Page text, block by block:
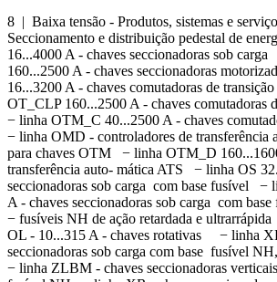
8 | Baixa tensão - Produtos, sistemas e
Seccionamento e distribuição pedestal de
16...4000 A - chaves seccionadoras sob
160...2500 A - chaves seccionadoras
16...3200 A - chaves comutadoras de
OT_CLP 160...2500 A - chaves comutadoras
− linha OTM_C 40...2500 A - chaves
− linha OMD - controladores de transferência
para chaves OTM − linha OTM_D
transferência auto- mática ATS − linha OS
seccionadoras sob carga com base fusível −
A - chaves seccionadoras sob carga com
− fusíveis NH de ação retardada e
OL - 10...315 A - chaves rotativas − linha
seccionadoras sob carga com base fusível
− linha ZLBM - chaves seccionadoras